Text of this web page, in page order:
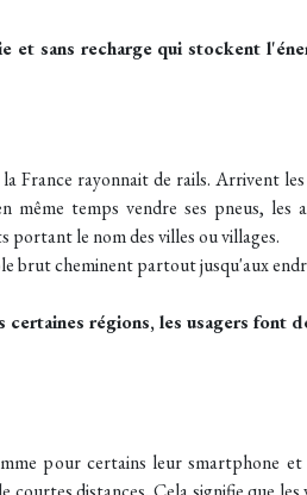
sans recharge qui stockent
rayonnait de rails. Arrivent
temps vendre ses pneus,
portant le nom des villes ou villages.
brut cheminent partout jusqu'aux
certaines régions, les usagers
pour certains leur smartphone